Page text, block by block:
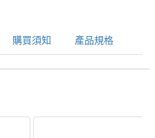
購買須知 產品規格